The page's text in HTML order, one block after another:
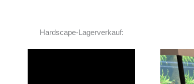
Hardscape-Lagerverkauf: